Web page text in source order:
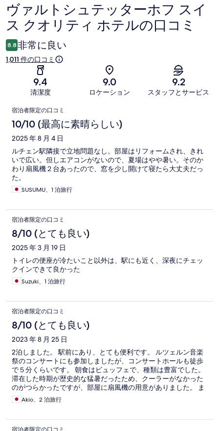
口
コ
ミ
ヴァルトシュテッターホフ スイ
ス クオリティ ホテルの口コミ
8.8 非常に良い
1,011 件の口コミ
9.4
清潔度
9.0
ロケーション
9.2
スタッフとサービス
口
コ
ミ
宿泊者限定の口コミ
10/10 (最高に素晴らしい)
2025 年 8 月 4 日
ルチェン駅隣接で立地問題なし。部屋はリフォームされ、きれ
いで広い。但しエアコンがないので、夏場はやや暑い。そのか
わり扇風機２台あったので、窓を少し開けて寝たら大丈夫だっ
た。
SUSUMU、1 泊旅行
宿泊者限定の口コミ
8/10 (とても良い)
2025 年 3 月 19 日
トイレの便座が冷たいこと以外は、駅にも近く、深夜にチェッ
クインできて良かった
Suzuki、1 泊旅行
宿泊者限定の口コミ
8/10 (とても良い)
2023 年 8 月 25 日
2泊しました。 駅前にあり、とても便利です。 ルツェルン音楽
祭のコンサートにも参加しましたが、コンサートホールも徒歩
で５分くらいです。 朝食はビュッフェで、種類は豊富でした。
滞在した時期が歴史的な猛暑だったため、クーラーがなかった
のがつらかったですが、部屋に扇風機の用意がありました。 ま
た部屋のwifiが弱くて、急なZoom会議をした際に困りました。
私は中庭側の部屋を予約しましたので静かでしたが、部屋によ
Akio、2 泊旅行